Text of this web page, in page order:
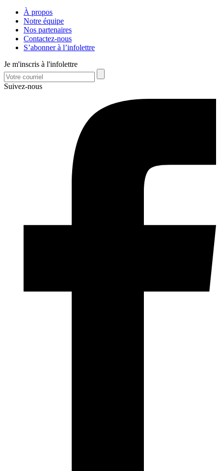
À propos
Notre équipe
Nos partenaires
Contactez-nous
S’abonner à l’infolettre
Je m'inscris à l'infolettre
Suivez-nous